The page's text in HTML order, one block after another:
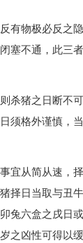
有物极必反之
塞不通，此三
杀猪之日断不
须格外谨慎，
宜从简从速，
择日当取与丑
兔六盒之戌日
之凶性可得以缓